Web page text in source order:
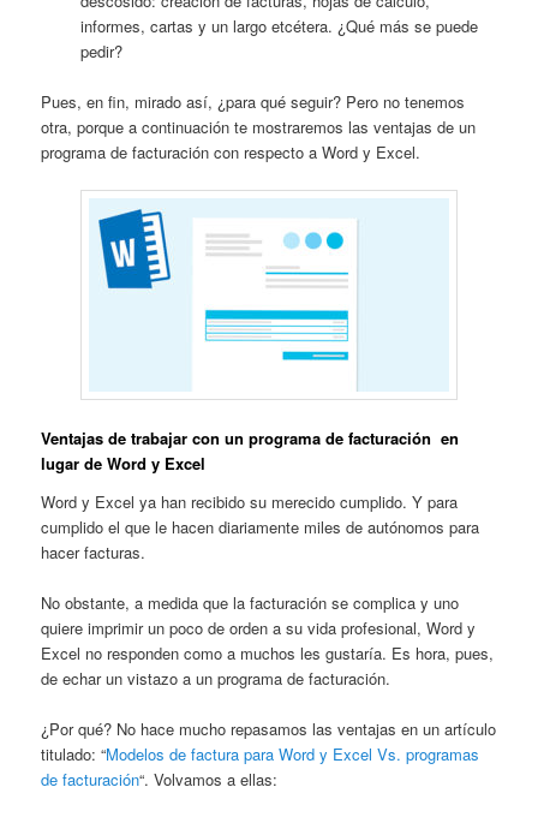
informes, cartas y un largo etcétera. ¿Qué más se puede
pedir?
Pues, en fin, mirado así, ¿para qué seguir? Pero no tenemos
otra, porque a continuación te mostraremos las ventajas de un
programa de facturación con respecto a Word y Excel.
Ventajas de trabajar con un programa de facturación en
lugar de Word y Excel
Word y Excel ya han recibido su merecido cumplido. Y para
cumplido el que le hacen diariamente miles de autónomos para
hacer facturas.
No obstante, a medida que la facturación se complica y uno
quiere imprimir un poco de orden a su vida profesional, Word y
Excel no responden como a muchos les gustaría. Es hora, pues,
de echar un vistazo a un programa de facturación.
¿Por qué? No hace mucho repasamos las ventajas en un artículo
titulado: “Modelos de factura para Word y Excel Vs. programas
de facturación“. Volvamos a ellas: